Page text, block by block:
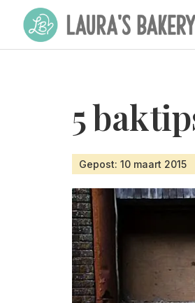
5
Gepost: 10 maart 2015